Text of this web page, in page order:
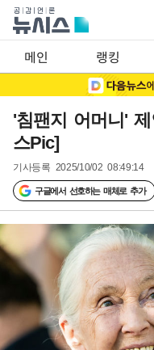
메인 랭킹
'침팬지 어머니'
스Pic]
기사등록 2025/10/02 08:49:14
구글에서 선호하는 매체로 추가